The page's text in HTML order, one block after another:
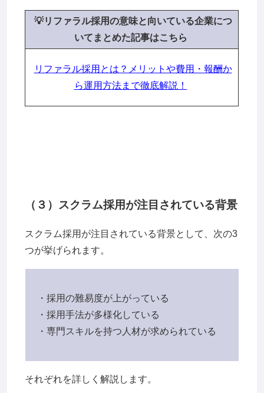
💡リファラル採用の意味と向いている企業につ
いてま とめた記事はこちら
リファラル採用とは？メリットや費用・報酬か
ら運用方法まで徹底解説！
（３）スクラム採用が注目されている背景
スクラム採用が注目されている背景として、次の3
つが挙げられます。
・ 採用の難易度が上がっている
・採用手法が多様化している
・専門スキルを持つ人材が求められている
それぞれを詳しく解説します。